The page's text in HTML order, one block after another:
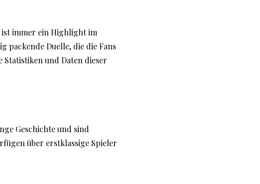
immer ein Highlight im
packende Duelle, die die Fans
Statistiken und Daten dieser
Geschichte und sind
über erstklassige Spieler